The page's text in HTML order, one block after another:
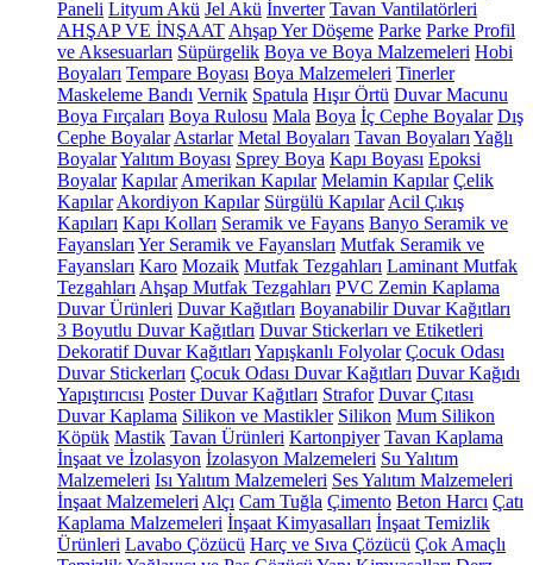
Paneli Lityum Akü Jel Akü İnverter Tavan Vantilatörleri
AHŞAP VE İNŞAAT Ahşap Yer Döşeme Parke Parke Profil
ve Aksesuarları Süpürgelik Boya ve Boya Malzemeleri Hobi
Boyaları Tempare Boyası Boya Malzemeleri Tinerler
Maskeleme Bandı Vernik Spatula Hışır Örtü Duvar Macunu
Boya Fırçaları Boya Rulosu Mala Boya İç Cephe Boyalar Dış
Cephe Boyalar Astarlar Metal Boyaları Tavan Boyaları Yağlı
BoyalarYalıtım Boyası Sprey Boya Kapı Boyası Epoksi
Boyalar Kapılar Amerikan Kapılar Melamin Kapılar Çelik
Kapılar Akordiyon Kapılar Sürgülü Kapılar Acil Çıkış
Kapıları Kapı Kolları Seramik ve Fayans Banyo Seramik ve
Fayansları Yer Seramik ve Fayansları Mutfak Seramik ve
Fayansları Karo Mozaik Mutfak Tezgahları Laminant Mutfak
Tezgahları Ahşap Mutfak Tezgahları PVC Zemin Kaplama
Duvar Ürünleri Duvar Kağıtları Boyanabilir Duvar Kağıtları
3 Boyutlu Duvar Kağıtları Duvar Stickerları ve Etiketleri
Dekoratif Duvar Kağıtları Yapışkanlı Folyolar Çocuk Odası
Duvar Stickerları Çocuk Odası Duvar Kağıtları Duvar Kağıdı
Yapıştırıcısı Poster Duvar Kağıtları Strafor Duvar Çıtası
Duvar Kaplama Silikon ve Mastikler Silikon Mum Silikon
Köpük Mastik Tavan Ürünleri Kartonpiyer Tavan Kaplama
İnşaat ve İzolasyon İzolasyon Malzemeleri Su Yalıtım
Malzemeleri Isı Yalıtım Malzemeleri Ses Yalıtım Malzemeleri
İnşaat Malzemeleri Alçı Cam Tuğla Çimento Beton Harcı Çatı
Kaplama Malzemeleri İnşaat Kimyasalları İnşaat Temizlik
Ürünleri Lavabo Çözücü Harç ve Sıva Çözücü Çok Amaçlı